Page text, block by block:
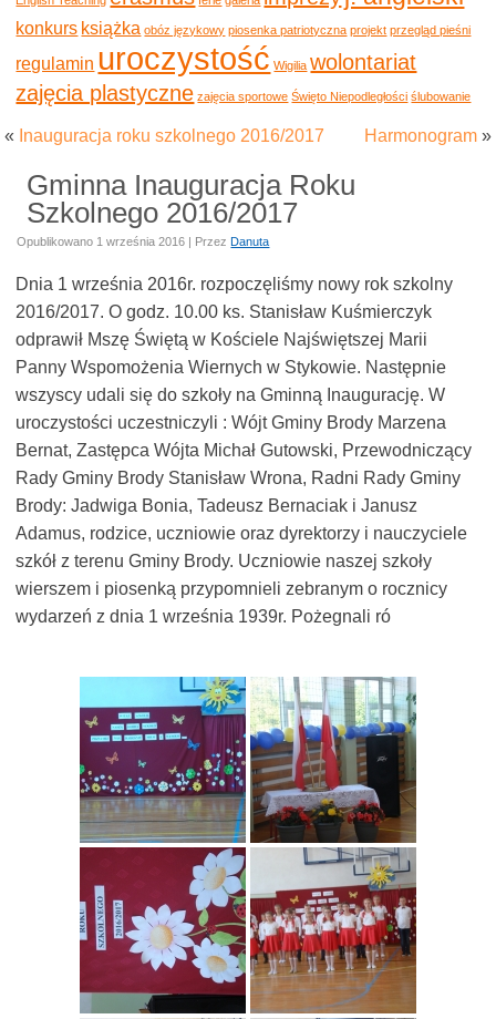
konkurs książka obóz językowy piosenka patriotyczna projekt przegląd pieśni
regulamin uroczystość Wigilia wolontariat
zajęcia plastyczne zajęcia sportowe Święto Niepodległości ślubowanie
« Inauguracja roku szkolnego 2016/2017 Harmonogram»
Gminna Inauguracja Roku
Szkolnego 2016/2017
Opublikowano 1 września 2016 | Przez Danuta
Dnia 1 września 2016r. rozpoczęliśmy nowy rok szkolny
2016/2017. O godz. 10.00 ks. Stanisław Kuśmierczyk
odprawił Mszę Świętą w Kościele Najświętszej Marii
Panny Wspomożenia Wiernych w Stykowie. Następnie
wszyscy udali się do szkoły na Gminną Inaugurację. W
uroczystości uczestniczyli : Wójt Gminy Brody Marzena
Bernat, Zastępca Wójta Michał Gutowski, Przewodniczący
Rady Gminy Brody Stanisław Wrona, Radni Rady Gminy
Brody: Jadwiga Bonia, Tadeusz Bernaciak i Janusz
Adamus, rodzice, uczniowie oraz dyrektorzy i nauczyciele
szkół z terenu Gminy Brody. Uczniowie naszej szkoły
wierszem i piosenką przypomnieli zebranym o rocznicy
wydarzeń z dnia 1 września 1939r. Pożegnali ró